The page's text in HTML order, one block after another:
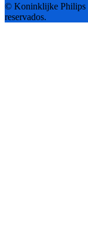
© Koninklijke Philips
reservados.